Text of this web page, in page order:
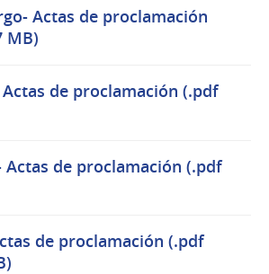
Actas de proclamación
MB)
Actas de proclamación (.pdf
Actas de proclamación (.pdf
de proclamación (.pdf